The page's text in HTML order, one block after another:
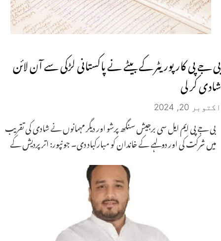
بی جے پی کارپوریٹر کے بیٹے نے پاکستانی لڑکی سے آن لائن
شادی کر لی
اکتوبر 20, 2024
بی جے پی ایم ایل سی برجیش سنگھ پرشو اور دیگر مہمانوں نے شادی کی تقریب
میں شرکت کی اور دولہے کے خاندان کو مبارکباد دی۔ جونپور: اتر پردیش کے